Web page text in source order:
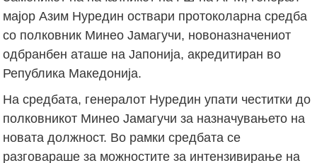
мајор Азим Нуредин оствари протоколарна средба
со полковник Минео Јамагучи, новоназначениот
одбранбен аташе на Јапонија, акредитиран во
Република Македонија.
На средбата, генералот Нуредин упати честитки до
полковникот Минео Јамагучи за назначувањето на
новата должност. Во рамки средбата се
разговараше за можностите за интензивирање на